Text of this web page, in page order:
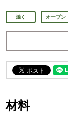
焼く オーブン
材料